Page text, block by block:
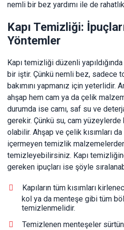
nemli bir bez yardımı ile de
Kapı Temizliği:
Yöntemler
Kapı temizliği düzenli
bir iştir. Çünkü nemli bez, sadece
bakımını yapmanız için yeterlidir.
ahşap hem cam ya da çelik
durumda ise camı, saf su ve
gerekir. Çünkü su, cam
olabilir. Ahşap ve çelik kısımları
içermeyen temizlik
temizleyebilirsiniz. Kapı
gereken ipuçları ise şöyle
Kapıların tüm kısımları
kol ya da menteşe gibi tüm
temizlenmelidir.
Temizlenen menteşeler